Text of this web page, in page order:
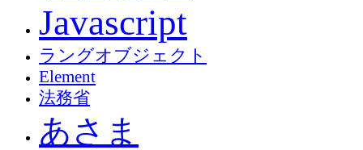
Javascript
ラングオブジェクト
Element
法務省
あさま